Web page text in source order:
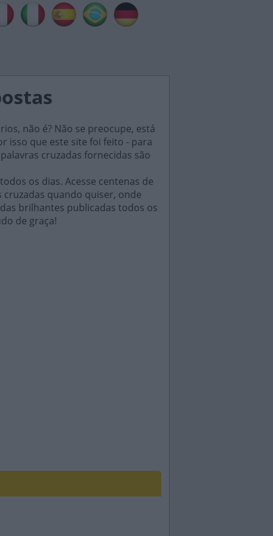
não é? Não se preocupe, está
isso que este site foi feito - para
cruzadas fornecidas são
os dias. Acesse centenas de
quando quiser, onde
brilhantes publicadas todos os
de graça!